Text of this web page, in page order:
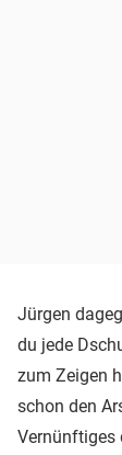
Jürgen
du jede
zum Zeigen
schon den
Vernünftiges